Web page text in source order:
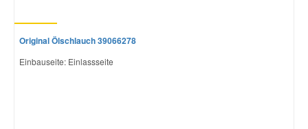
Original Ölschlauch 39066278
Einbauseite: Einlassseite